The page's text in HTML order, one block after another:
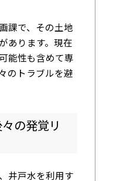
課で、その土地
あります。現在
能性も含めて専
のトラブルを避
の発覚リ
井戸水を利用す